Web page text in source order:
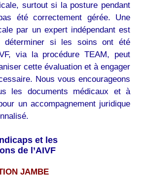
surtout si la posture pendant
pas été correctement gérée. Une
par un expert indépendant est
déterminer si les soins ont été
via la procédure TEAM, peut
cette évaluation et à engager
Nous vous encourageons
les documents médicaux et à
un accompagnement juridique
et les
de l’AIVF
JAMBE